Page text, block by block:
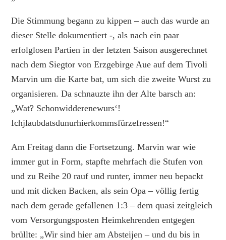
Die Stimmung begann zu kippen – auch das wurde an
dieser Stelle dokumentiert -, als nach ein paar
erfolglosen Partien in der letzten Saison ausgerechnet
nach dem Siegtor von Erzgebirge Aue auf dem Tivoli
Marvin um die Karte bat, um sich die zweite Wurst zu
organisieren. Da schnauzte ihn der Alte barsch an:
„Wat? Schonwidderenewurs‘!
Ichjlaubdatsdunurhierkommsfürzefressen!“
Am Freitag dann die Fortsetzung. Marvin war wie
immer gut in Form, stapfte mehrfach die Stufen von
und zu Reihe 20 rauf und runter, immer neu bepackt
und mit dicken Backen, als sein Opa – völlig fertig
nach dem gerade gefallenen 1:3 – dem quasi zeitgleich
vom Versorgungsposten Heimkehrenden entgegen
brüllte: „Wir sind hier am Absteijen – und du bis in